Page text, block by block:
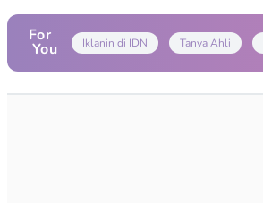
For
You Iklanin di IDN Tanya Ahli